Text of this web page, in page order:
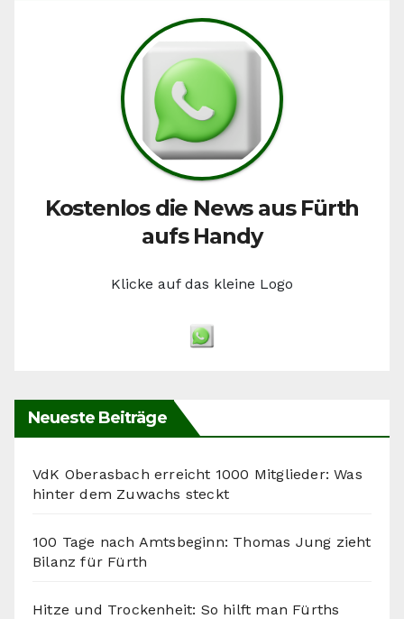
Kostenlos die News aus Fürth
aufs Handy
Klicke auf das kleine Logo
Neueste Beiträge
VdK Oberasbach erreicht 1000 Mitglieder: Was
hinter dem Zuwachs steckt
100 Tage nach Amtsbeginn: Thomas Jung zieht
Bilanz für Fürth
Hitze und Trockenheit: So hilft man Fürths